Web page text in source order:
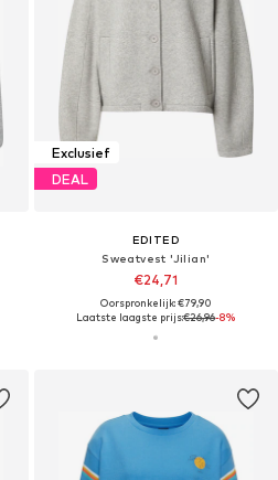
Exclusief
DEAL
EDITED
Sweatvest 'Jilian'
€24,71
Oorspronkelijk: €79,90
Laatste laagste prijs:€26,96-8%